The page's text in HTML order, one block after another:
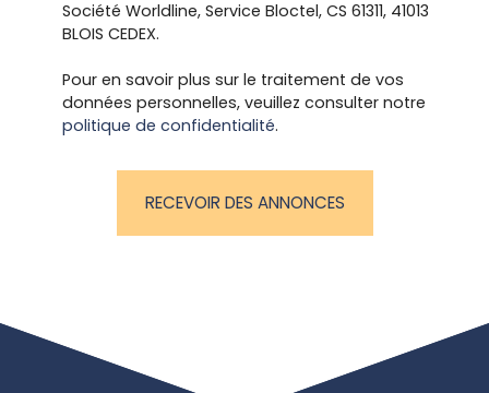
Société Worldline, Service Bloctel, CS 61311, 41013
BLOIS CEDEX.
Pour en savoir plus sur le traitement de vos
données personnelles, veuillez consulter notre
politique de confidentialité.
RECEVOIR DES ANNONCES